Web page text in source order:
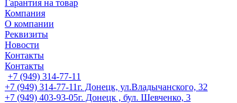
Гарантия на товар
Компания
О компании
Реквизиты
Новости
Контакты
Контакты
+7 (949) 314-77-11
+7 (949) 314-77-11г. Донецк, ул.Владычанского, 32
+7 (949) 403-93-05г. Донецк , бул. Шевченко, 3